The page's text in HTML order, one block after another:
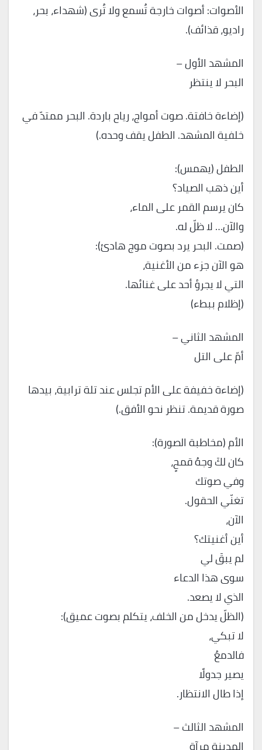
الأصوات: أصوات خارجة تُسمع ولا تُرى (شهداء، بحر،
راديو، قذائف).
المشهد الأول –
البحر لا ينتظر
(إضاءة خافتة. صوت أمواج، رياح باردة. البحر ممتدّ في
خلفية المشهد. الطفل يقف وحده.)
الطفل (يهمس):
أين ذهب الصياد؟
كان يرسم القمر على الماء،
والآن… لا ظلّ له.
(صمت. البحر يرد بصوت موج هادئ):
هو الآن جزء من الأغنية،
التي لا يجرؤ أحد على غنائها.
(إظلام ببطء)
المشهد الثاني –
أمّ على التل
(إضاءة خفيفة على الأم تجلس عند تلة ترابية، بيدها
صورة قديمة. تنظر نحو الأفق.)
الأم (مخاطبة الصورة):
كان لكَ وجهُ قمحٍ،
وفي صوتك
تغنّي الحقول.
الآن،
أين أغنيتك؟
لم يبقَ لي
سوى هذا الدعاء
الذي لا يصعد.
(الظلّ يدخل من الخلف، يتكلم بصوت عميق):
لا تبكي،
فالدمعُ
يصير جدولًا
إذا طال الانتظار.
المشهد الثالث –